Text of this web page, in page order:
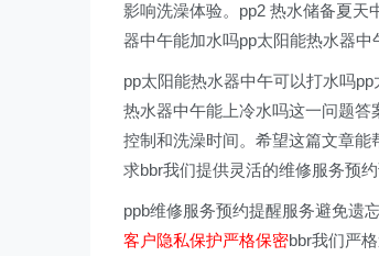
影响洗澡体验。pp2 热水储备夏天
器中午能加水吗pp太阳能热水器中
pp太阳能热水器中午可以打水吗
热水器中午能上冷水吗这一问题
控制和洗澡时间。希望这篇文章能
求bbr我们提供灵活的维修服务预
ppb维修服务预约提醒服务避免遗
客户隐私保护严格保密bbr我们严